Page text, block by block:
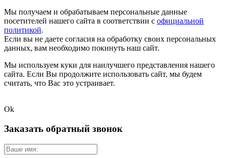
Мы получаем и обрабатываем персональные данные
посетителей нашего сайта в соответствии с официальной
политикой.
Если вы не даете согласия на обработку своих персональных
данных, вам необходимо покинуть наш сайт.
Мы используем куки для наилучшего представления нашего
сайта. Если Вы продолжите использовать сайт, мы будем
считать, что Вас это устраивает.
Ok
Заказать обратный звонок